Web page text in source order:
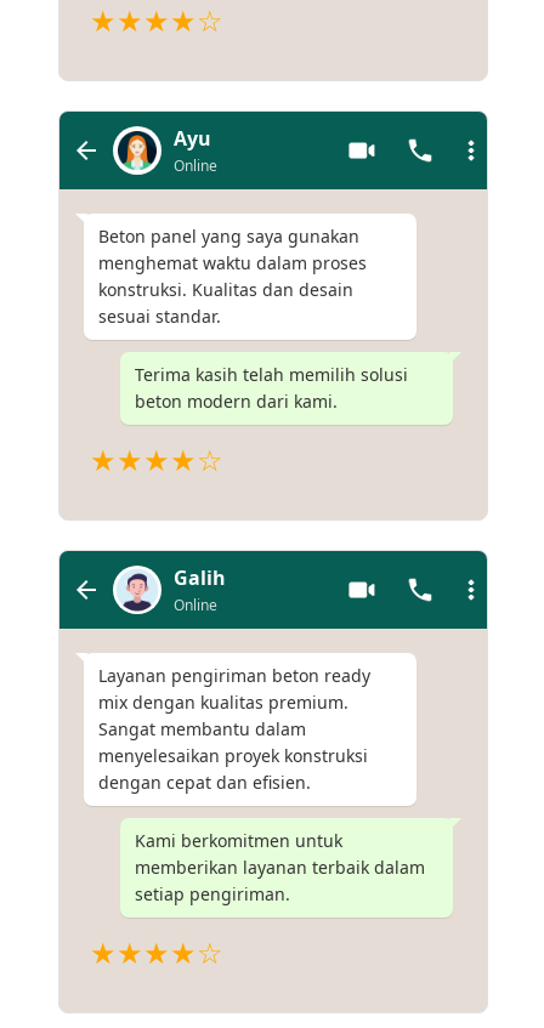
★★★★☆
Ayu
Online
Beton panel yang saya gunakan
menghemat waktu dalam proses
konstruksi. Kualitas dan desain
sesuai standar.
Terima kasih telah memilih solusi
beton modern dari kami.
★★★★☆
Galih
Online
Layanan pengiriman beton ready
mix dengan kualitas premium.
Sangat membantu dalam
menyelesaikan proyek konstruksi
dengan cepat dan efisien.
Kami berkomitmen untuk
memberikan layanan terbaik dalam
setiap pengiriman.
★★★★☆